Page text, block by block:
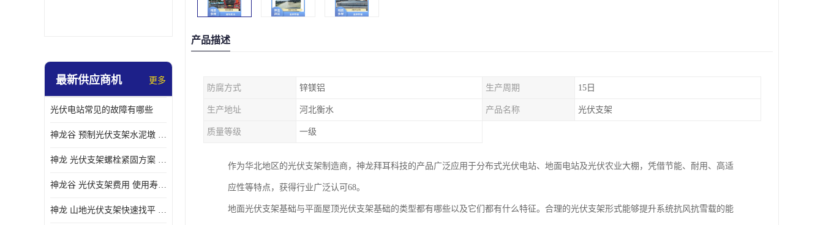
最新供应商机 更多
光伏电站常见的故障有哪些
神龙谷 预制光伏支架水泥墩 抗震性能优
神龙 光伏支架螺栓紧固方案 土地利用率高
神龙谷 光伏支架费用 使用寿命长
神龙 山地光伏支架快速找平 抗风耐压
产品描述
防腐方式 锌镁铝 生产周期 15日
生产地址 河北衡水 产品名称 光伏支架
质量等级 一级
作为华北地区的光伏支架制造商，神龙拜耳科技的产品广泛应用于分布式光伏电站、地面电站及光伏农业大棚，凭借节能、耐用、高适
应性等特点，获得行业广泛认可68。
地面光伏支架基础与平面屋顶光伏支架基础的类型都有哪些以及它们都有什么特征。合理的光伏支架形式能够提升系统抗风抗雪载的能